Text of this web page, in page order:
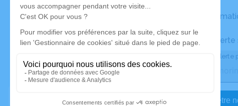
Les
Activez une alerte
Recevoir une alerte
Je veux être